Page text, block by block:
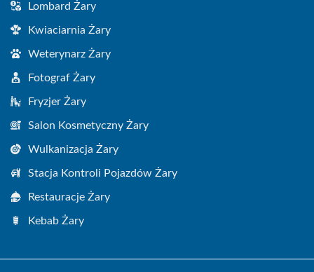
Lombard Żary
Kwiaciarnia Żary
Weterynarz Żary
Fotograf Żary
Fryzjer Żary
Salon Kosmetyczny Żary
Wulkanizacja Żary
Stacja Kontroli Pojazdów Żary
Restauracje Żary
Kebab Żary